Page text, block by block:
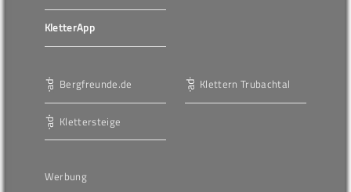
KletterApp
Bergfreunde.de
Klettersteige
Klettern Trubachtal
Werbung